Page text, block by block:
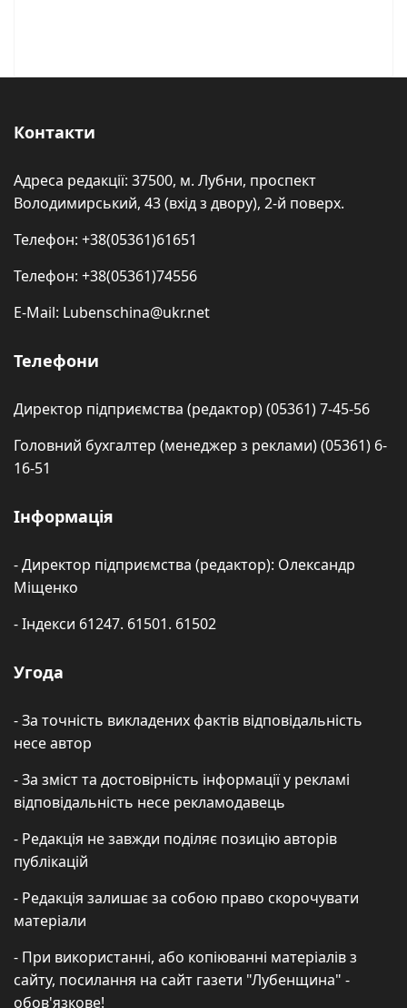
Контакти
Адреса редакції: 37500, м. Лубни, проспект
Володимирський, 43 (вхід з двору), 2-й поверх.
Телефон: +38(05361)61651
Телефон: +38(05361)74556
E-Mail: Lubenschina@ukr.net
Телефони
Директор підприємства (редактор) (05361) 7-45-56
Головний бухгалтер (менеджер з реклами) (05361) 6-
16-51
Інформація
- Директор підприємства (редактор): Олександр
Міщенко
- Індекси 61247. 61501. 61502
Угода
- За точність викладених фактів відповідальність
несе автор
- За зміст та достовірність інформації у рекламі
відповідальність несе рекламодавець
- Редакція не завжди поділяє позицію авторів
публікацій
- Редакція залишає за собою право скорочувати
матеріали
- При використанні, або копіюванні матеріалів з
сайту, посилання на сайт газети "Лубенщина" -
обов'язкове!